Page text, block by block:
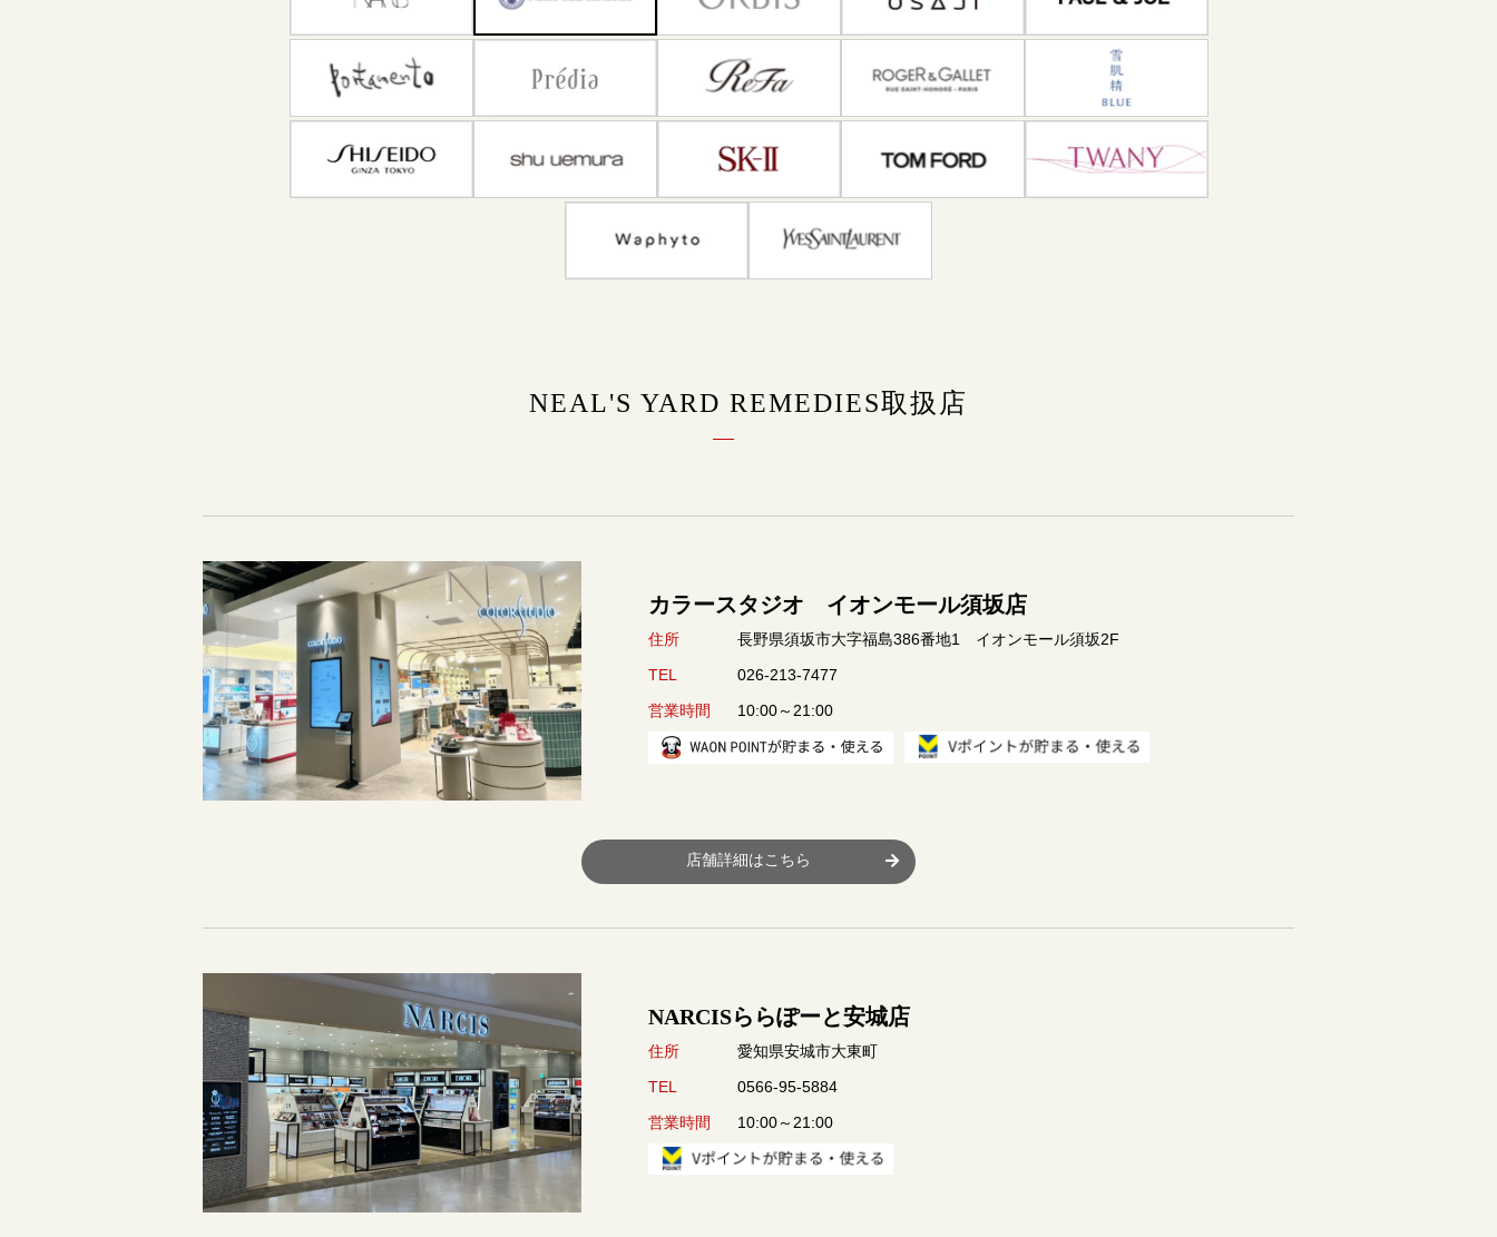
NEAL'S YARD REMEDIES取扱店
カラースタジオ イオンモール須坂店
住所 長野県須坂市大字福島386番地1 イオンモール須坂2F
TEL 026-213-7477
営業時間 10:00～21:00
店舗詳細はこちら
NARCISららぽーと安城店
住所 愛知県安城市大東町
TEL 0566-95-5884
営業時間 10:00～21:00